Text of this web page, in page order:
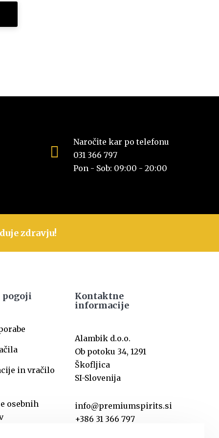
Naročite kar po telefonu
031 366 797
Pon - Sob: 09:00 - 20:00
zdravju!
pogoji
in vračilo
osebnih
Kontaktne
informacije
Alambik d.o.o.
Ob potoku 34, 1291
Škofljica
SI-Slovenija
info@premiumspirits.si
+386 31 366 797